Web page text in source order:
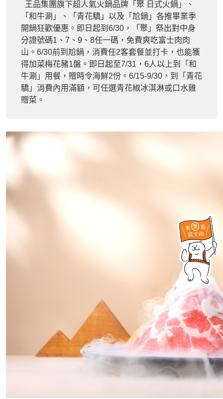
王品集團旗下超人氣火鍋品牌「聚 日式火鍋」、
「和牛涮」、「青花驕」以及「尬鍋」各推畢業季
開鍋狂歡優惠。即日起到6/30，「聚」祭出對中身
分證號碼1、7、9、8任一碼，免費爽吃富士肉肉
山。6/30前到尬鍋，消費任2客套餐並打卡，也能獲
得加菜梅花豬1盤。即日起至7/31，6人以上到「和
牛涮」用餐，贈時令海鮮2份。6/15-9/30，到「青花
驕」消費內用滿額，可任選青花椒冰淇淋或口水雞
贈菜。